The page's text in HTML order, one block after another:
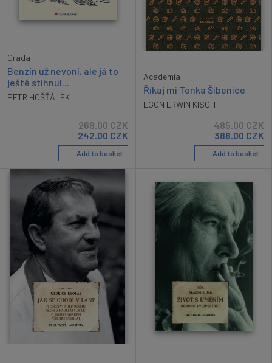
Grada
Benzín už nevoní, ale já to
ještě stihnul...
PETR HOŠŤÁLEK
269.00CZK
242.00 CZK
Add to basket
Academia
Říkaj mi Tonka Šibenice
EGON ERWIN KISCH
485.00CZK
388.00 CZK
Add to basket